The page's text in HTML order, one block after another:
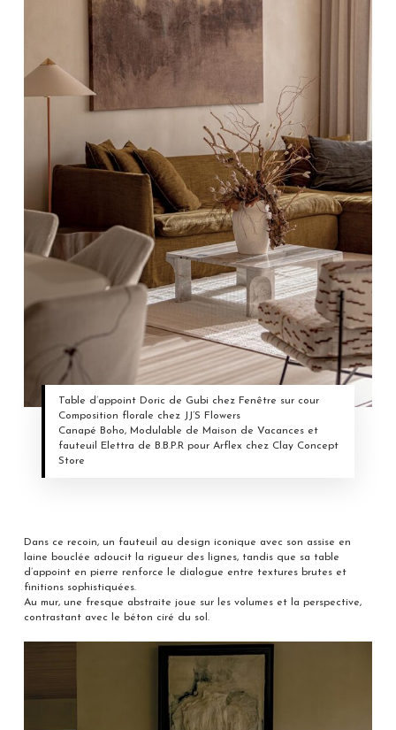
Table d’appoint Doric de Gubi chez Fenêtre sur cour
Composition florale chez JJ’S Flowers
Canapé Boho, Modulable de Maison de Vacances et
fauteuil Elettra de B.B.P.R pour Arflex chez Clay Concept
Store
Dans ce recoin, un fauteuil au design iconique avec son assise en
laine bouclée adoucit la rigueur des lignes, tandis que sa table
d’appoint en pierre renforce le dialogue entre textures brutes et
finitions sophistiquées.
Au mur, une fresque abstraite joue sur les volumes et la perspective,
contrastant avec le béton ciré du sol.